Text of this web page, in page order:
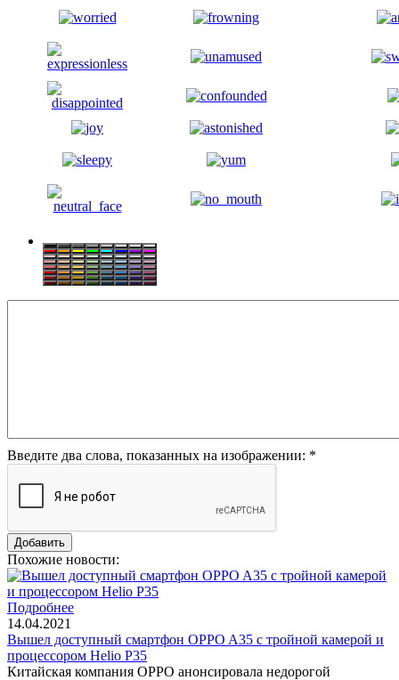
Введите два слова, показанных на изображении: *
Похожие новости:
Подробнее
14.04.2021
Вышел доступный смартфон OPPO A35 с тройной камерой и
процессором Helio P35
Китайская компания OPPO анонсировала недорогой